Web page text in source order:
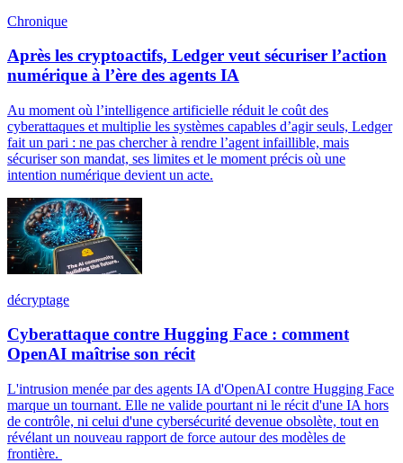
Chronique
Après les cryptoactifs, Ledger veut sécuriser l’action
numérique à l’ère des agents IA
Au moment où l’intelligence artificielle réduit le coût des
cyberattaques et multiplie les systèmes capables d’agir seuls, Ledger
fait un pari : ne pas chercher à rendre l’agent infaillible, mais
sécuriser son mandat, ses limites et le moment précis où une
intention numérique devient un acte.
décryptage
Cyberattaque contre Hugging Face : comment
OpenAI maîtrise son récit
L'intrusion menée par des agents IA d'OpenAI contre Hugging Face
marque un tournant. Elle ne valide pourtant ni le récit d'une IA hors
de contrôle, ni celui d'une cybersécurité devenue obsolète, tout en
révélant un nouveau rapport de force autour des modèles de
frontière.